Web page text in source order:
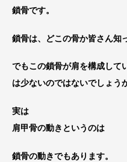
鎖骨です。
鎖骨は、どこの骨か皆さん知
でもこの鎖骨が肩を構成して
は少ないのではないでしょう
実は
肩甲骨の動きというのは
鎖骨の動きでもあります。